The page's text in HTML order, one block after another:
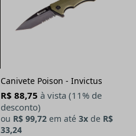
Canivete Poison - Invictus
R$ 88,75 à vista (11% de
desconto)
ou R$ 99,72 em até 3x de R$
33,24